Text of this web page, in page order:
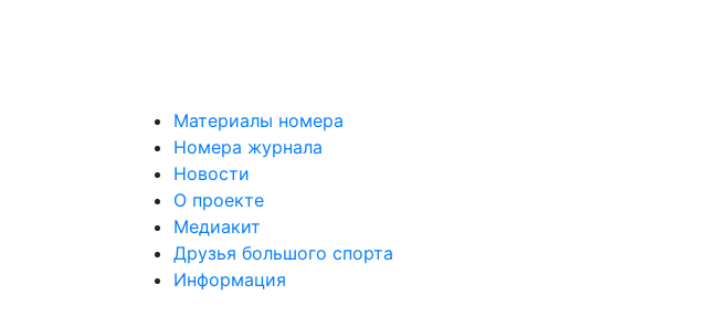
Материалы номера
Номера журнала
Новости
О проекте
Медиакит
Друзья большого спорта
Информация